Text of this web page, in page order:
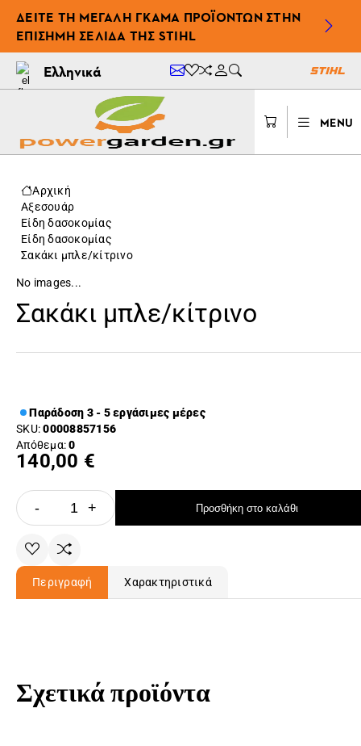
ΔΕΊΤΕ ΤΗ ΜΕΓΆΛΗ ΓΚΆΜΑ ΠΡΟΪΌΝΤΩΝ ΣΤΗΝ
ΕΠΊΣΗΜΗ ΣΕΛΊΔΑ ΤΗΣ STIHL
Ελληνικά
MENU
Αρχική
Αξεσουάρ
Είδη δασοκομίας
Είδη δασοκομίας
Σακάκι μπλε/κίτρινο
No images...
Σακάκι μπλε/κίτρινο
Παράδοση 3 - 5 εργάσιμες μέρες
SKU:00008857156
Απόθεμα:0
140,00 €
- + Προσθήκη στο καλάθι
Περιγραφή Χαρακτηριστικά
Σχετικά προϊόντα